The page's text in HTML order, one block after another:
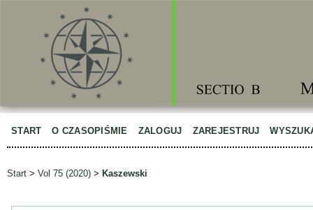
START O CZASOPIŚMIE ZALOGUJ ZAREJESTRUJ
Start > Vol 75 (2020) > Kaszewski